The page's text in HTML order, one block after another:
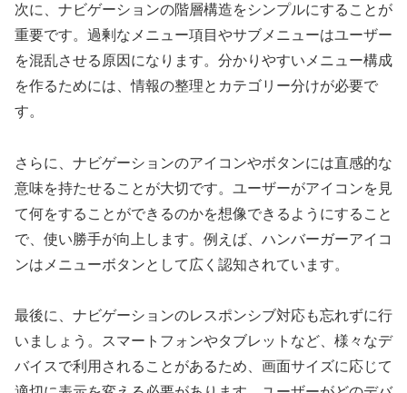
次に、ナビゲーションの階層構造をシンプルにすることが
重要です。過剰なメニュー項目やサブメニューはユーザー
を混乱させる原因になります。分かりやすいメニュー構成
を作るためには、情報の整理とカテゴリー分けが必要で
す。
さらに、ナビゲーションのアイコンやボタンには直感的な
意味を持たせることが大切です。ユーザーがアイコンを見
て何をすることができるのかを想像できるようにすること
で、使い勝手が向上します。例えば、ハンバーガーアイコ
ンはメニューボタンとして広く認知されています。
最後に、ナビゲーションのレスポンシブ対応も忘れずに行
いましょう。スマートフォンやタブレットなど、様々なデ
バイスで利用されることがあるため、画面サイズに応じて